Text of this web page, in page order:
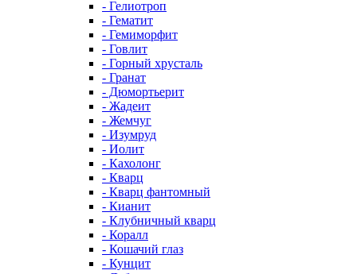
- Гелиотроп
- Гематит
- Гемиморфит
- Говлит
- Горный хрусталь
- Гранат
- Дюмортьерит
- Жадеит
- Жемчуг
- Изумруд
- Иолит
- Кахолонг
- Кварц
- Кварц фантомный
- Кианит
- Клубничный кварц
- Коралл
- Кошачий глаз
- Кунцит